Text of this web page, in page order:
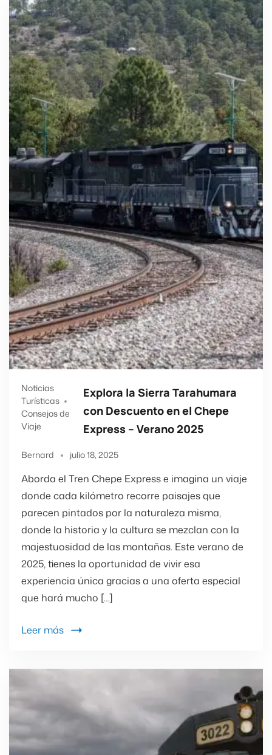
Noticias
Turísticas
Consejos de
Viaje
Explora la Sierra Tarahumara
con Descuento en el Chepe
Express – Verano 2025
Bernard julio 18, 2025
Aborda el Tren Chepe Express e imagina un viaje
donde cada kilómetro recorre paisajes que
parecen pintados por la naturaleza misma,
donde la historia y la cultura se mezclan con la
majestuosidad de las montañas. Este verano de
2025, tienes la oportunidad de vivir esa
experiencia única gracias a una oferta especial
que hará mucho […]
Leer más